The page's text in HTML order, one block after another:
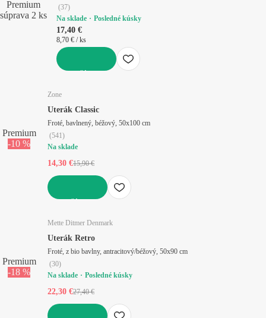
Premium
súprava 2 ks
(37)
Na sklade
Posledné kúsky
17,40 €
8,70 € / ks
Premium
-10 %
Zone
Uterák Classic
Froté, bavlnený, béžový, 50x100 cm
(541)
Na sklade
14,30 €15,90 €
Premium
-18 %
Mette Ditmer Denmark
Uterák Retro
Froté, z bio bavlny, antracitový/béžový, 50x90 cm
(30)
Na sklade
Posledné kúsky
22,30 €27,40 €